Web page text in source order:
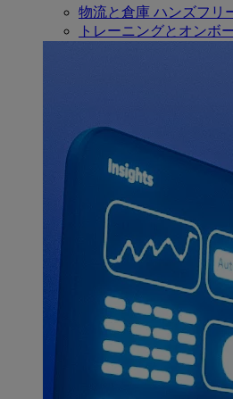
物流と倉庫 ハンズフリ
トレーニングとオンボ